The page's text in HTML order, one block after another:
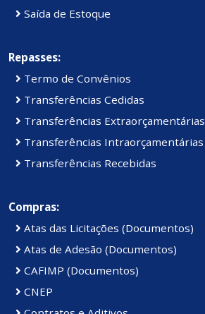
Saída de Estoque
Repasses:
Termo de Convênios
Transferências Cedidas
Transferências Extraorçamentárias
Transferências Intraorçamentárias
Transferências Recebidas
Compras:
Atas das Licitações (Documentos)
Atas de Adesão (Documentos)
CAFIMP (Documentos)
CNEP